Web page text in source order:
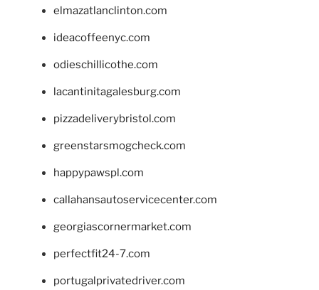
elmazatlanclinton.com
ideacoffeenyc.com
odieschillicothe.com
lacantinitagalesburg.com
pizzadeliverybristol.com
greenstarsmogcheck.com
happypawspl.com
callahansautoservicecenter.com
georgiascornermarket.com
perfectfit24-7.com
portugalprivatedriver.com